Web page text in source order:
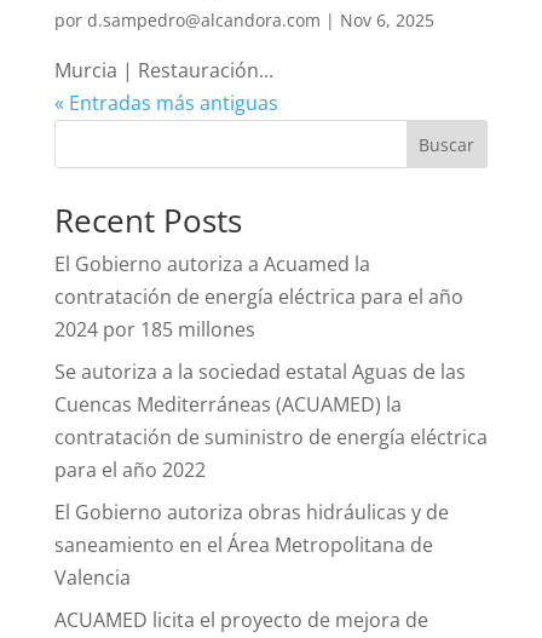
por d.sampedro@alcandora.com | Nov 6, 2025
Murcia | Restauración...
« Entradas más antiguas
Buscar
Recent Posts
El Gobierno autoriza a Acuamed la
contratación de energía eléctrica para el año
2024 por 185 millones
Se autoriza a la sociedad estatal Aguas de las
Cuencas Mediterráneas (ACUAMED) la
contratación de suministro de energía eléctrica
para el año 2022
El Gobierno autoriza obras hidráulicas y de
saneamiento en el Área Metropolitana de
Valencia
ACUAMED licita el proyecto de mejora de